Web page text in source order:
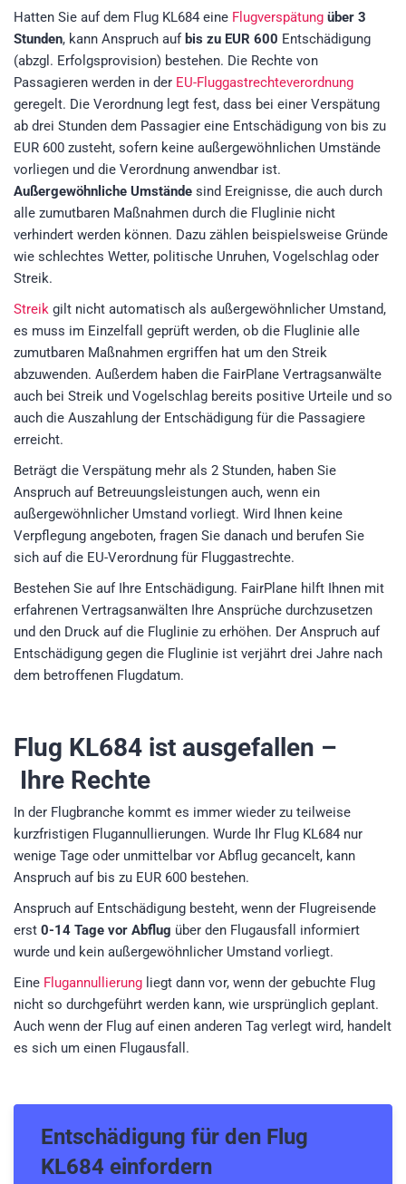
Hatten Sie auf dem Flug KL684 eine Flugverspätung über 3
Stunden, kann Anspruch auf bis zu EUR 600 Entschädigung
(abzgl. Erfolgsprovision) bestehen. Die Rechte von
Passagieren werden in der EU-Fluggastrechteverordnung
geregelt. Die Verordnung legt fest, dass bei einer Verspätung
ab drei Stunden dem Passagier eine Entschädigung von bis zu
EUR 600 zusteht, sofern keine außergewöhnlichen Umstände
vorliegen und die Verordnung anwendbar ist.
Außergewöhnliche Umstände sind Ereignisse, die auch durch
alle zumutbaren Maßnahmen durch die Fluglinie nicht
verhindert werden können. Dazu zählen beispielsweise Gründe
wie schlechtes Wetter, politische Unruhen, Vogelschlag oder
Streik.
Streik gilt nicht automatisch als außergewöhnlicher Umstand,
es muss im Einzelfall geprüft werden, ob die Fluglinie alle
zumutbaren Maßnahmen ergriffen hat um den Streik
abzuwenden. Außerdem haben die FairPlane Vertragsanwälte
auch bei Streik und Vogelschlag bereits positive Urteile und so
auch die Auszahlung der Entschädigung für die Passagiere
erreicht.
Beträgt die Verspätung mehr als 2 Stunden, haben Sie
Anspruch auf Betreuungsleistungen auch, wenn ein
außergewöhnlicher Umstand vorliegt. Wird Ihnen keine
Verpflegung angeboten, fragen Sie danach und berufen Sie
sich auf die EU-Verordnung für Fluggastrechte.
Bestehen Sie auf Ihre Entschädigung. FairPlane hilft Ihnen mit
erfahrenen Vertragsanwälten Ihre Ansprüche durchzusetzen
und den Druck auf die Fluglinie zu erhöhen. Der Anspruch auf
Entschädigung gegen die Fluglinie ist verjährt drei Jahre nach
dem betroffenen Flugdatum.
Flug KL684 ist ausgefallen –
Ihre Rechte
In der Flugbranche kommt es immer wieder zu teilweise
kurzfristigen Flugannullierungen. Wurde Ihr Flug KL684 nur
wenige Tage oder unmittelbar vor Abflug gecancelt, kann
Anspruch auf bis zu EUR 600 bestehen.
Anspruch auf Entschädigung besteht, wenn der Flugreisende
erst 0-14 Tage vor Abflug über den Flugausfall informiert
wurde und kein außergewöhnlicher Umstand vorliegt.
Eine Flugannullierung liegt dann vor, wenn der gebuchte Flug
nicht so durchgeführt werden kann, wie ursprünglich geplant.
Auch wenn der Flug auf einen anderen Tag verlegt wird, handelt
es sich um einen Flugausfall.
Entschädigung für den Flug
KL684 einfordern